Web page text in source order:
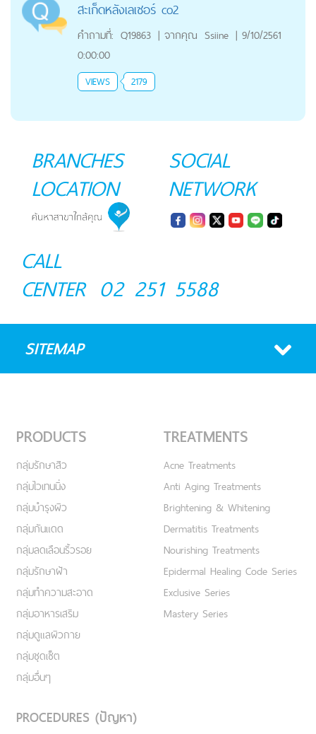
สะเก็ดหลังเลเซอร์ co2
คำถามที่: Q19863 | จากคุณ Ssiine | 9/10/2561
0:00:00
VIEWS 2179
BRANCHES
LOCATION
SOCIAL
NETWORK
CALL
CENTER 02 251 5588
SITEMAP
PRODUCTS
กลุ่มรักษาสิว
กลุ่มไวเทนนิ่ง
กลุ่มบำรุงผิว
กลุ่มกันแดด
กลุ่มลดเลือนริ้วรอย
กลุ่มรักษาฝ้า
กลุ่มทำความสะอาด
กลุ่มอาหารเสริม
กลุ่มดูแลผิวกาย
กลุ่มชุดเซ็ต
กลุ่มอื่นๆ
TREATMENTS
Acne Treatments
Anti Aging Treatments
Brightening & Whitening
Dermatitis Treatments
Nourishing Treatments
Epidermal Healing Code Series
Exclusive Series
Mastery Series
PROCEDURES (ปัญหา)